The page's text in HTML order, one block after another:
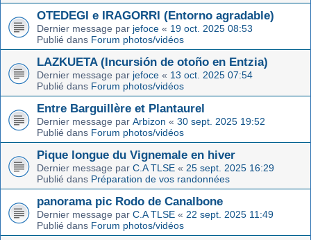
OTEDEGI e IRAGORRI (Entorno agradable)
Dernier message par jefoce « 19 oct. 2025 08:53
Publié dans Forum photos/vidéos
LAZKUETA (Incursión de otoño en Entzia)
Dernier message par jefoce « 13 oct. 2025 07:54
Publié dans Forum photos/vidéos
Entre Barguillère et Plantaurel
Dernier message par Arbizon « 30 sept. 2025 19:52
Publié dans Forum photos/vidéos
Pique longue du Vignemale en hiver
Dernier message par C.A TLSE « 25 sept. 2025 16:29
Publié dans Préparation de vos randonnées
panorama pic Rodo de Canalbone
Dernier message par C.A TLSE « 22 sept. 2025 11:49
Publié dans Forum photos/vidéos